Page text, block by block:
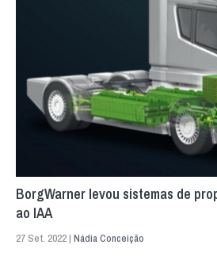
BorgWarner levou sistemas de
ao IAA
27 Set. 2022 | Nádia Conceição